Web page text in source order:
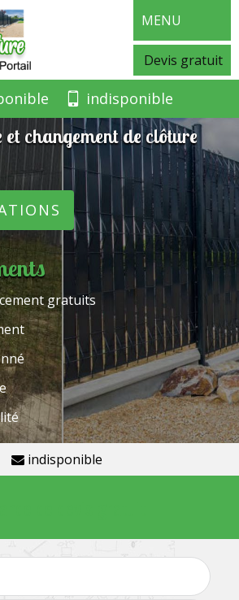
MENU
Devis gratuit
indisponible
et changement de clôture
gratuits
indisponible